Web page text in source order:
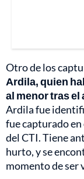
Otro de los
Ardila, quien
al menor tras el
Ardila fue
fue capturado
del CTI. Tiene
hurto, y se
momento de ser